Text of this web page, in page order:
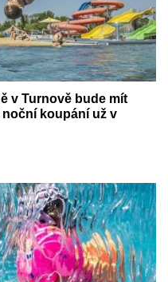
v Turnově bude mít
koupání už v